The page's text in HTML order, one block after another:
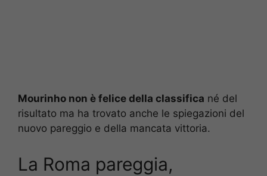
Mourinho non è felice della classifica né del
risultato ma ha trovato anche le spiegazioni del
nuovo pareggio e della mancata vittoria.
La Roma pareggia,